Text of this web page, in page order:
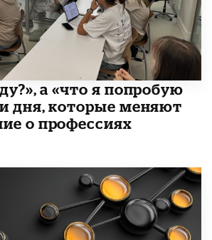
а «что я попробую
дня, которые меняют
о профессиях